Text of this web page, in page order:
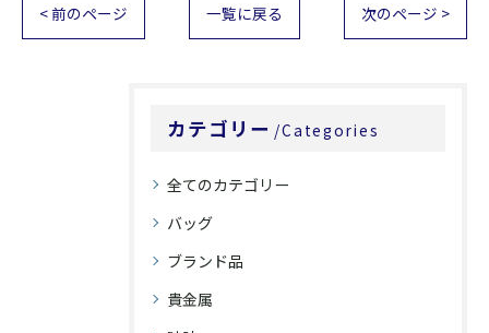
< 前のページ 一覧に戻る 次のページ >
カテゴリー Categories
全てのカテゴリー
バッグ
ブランド品
貴金属